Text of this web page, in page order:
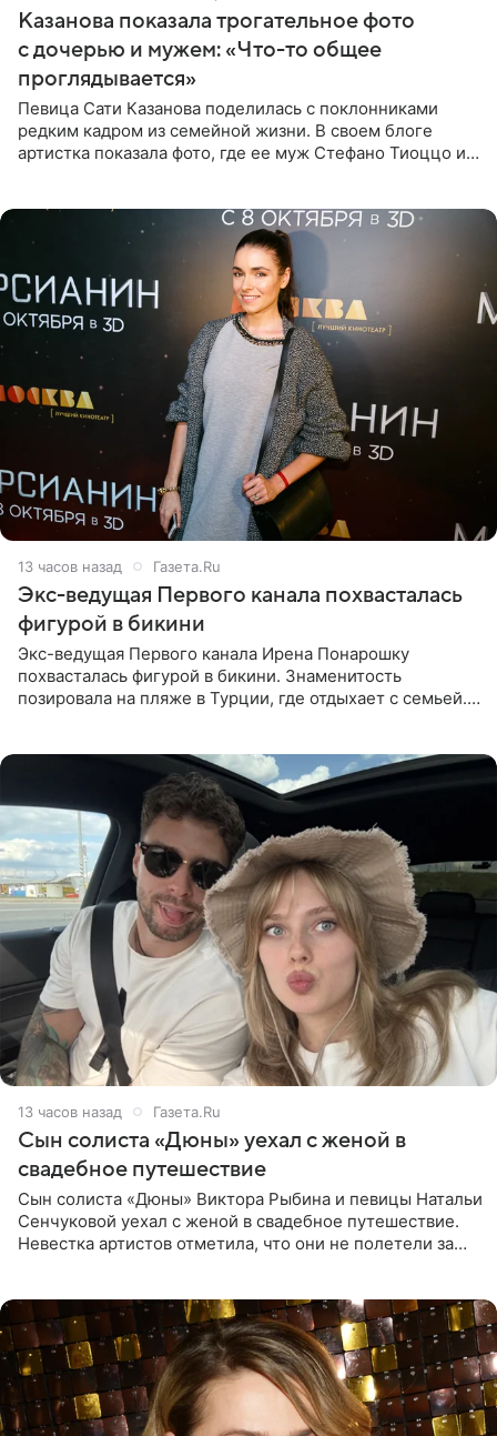
Казанова показала трогательное фото
с дочерью и мужем: «Что-то общее
проглядывается»
Певица Сати Казанова поделилась с поклонниками
редким кадром из семейной жизни. В своем блоге
артистка показала фото, где ее муж Стефано Тиоццо и
13 часов назад Газета.Ru
Экс-ведущая Первого канала похвасталась
фигурой в бикини
Экс-ведущая Первого канала Ирена Понарошку
похвасталась фигурой в бикини. Знаменитость
позировала на пляже в Турции, где отдыхает с семьей.
13 часов назад Газета.Ru
Сын солиста «Дюны» уехал с женой в
свадебное путешествие
Сын солиста «Дюны» Виктора Рыбина и певицы Натальи
Сенчуковой уехал с женой в свадебное путешествие.
Невестка артистов отметила, что они не полетели за